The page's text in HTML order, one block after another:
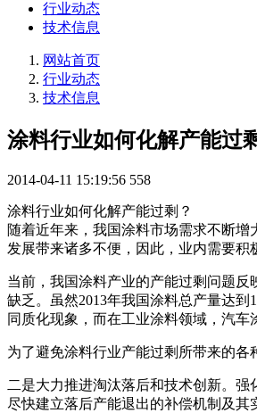
行业动态
技术信息
网站首页
行业动态
技术信息
涂料行业如何化解产能过
2014-04-11 15:19:56 558
涂料行业如何化解产能过剩？
随着近年来，我国涂料市场需求不断
发展带来诸多不便，因此，业内需要积
当前，我国涂料产业的产能过剩问题
缺乏。虽然2013年我国涂料总产量达
同质化现象，而在工业涂料领域，汽
为了避免涂料行业产能过剩所带来的各
二是大力推进淘汰落后和技术创新。
尽快建立落后产能退出的补偿机制及